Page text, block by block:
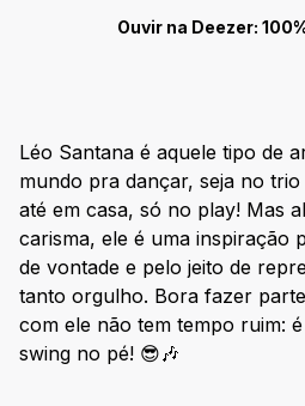
Ouvir na Deezer:
Léo Santana é aquele tipo de
mundo pra dançar, seja no
até em casa, só no play! Mas
carisma, ele é uma inspiração
de vontade e pelo jeito de
tanto orgulho. Bora fazer
com ele não tem tempo ruim:
swing no pé! 😎🎶